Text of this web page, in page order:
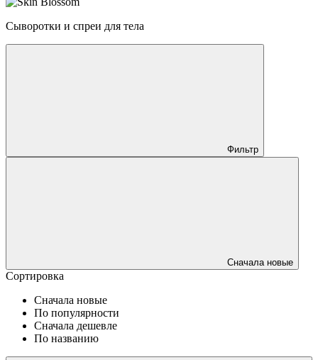
Сыворотки и спреи для тела
Фильтр
Сначала новые
Сортировка
Сначала новые
По популярности
Сначала дешевле
По названию